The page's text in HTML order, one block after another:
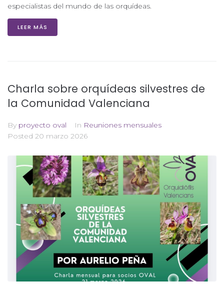
especialistas del mundo de las orquídeas.
LEER MÁS
Charla sobre orquídeas silvestres de
la Comunidad Valenciana
By proyecto oval In Reuniones mensuales
Posted 20 marzo 2026